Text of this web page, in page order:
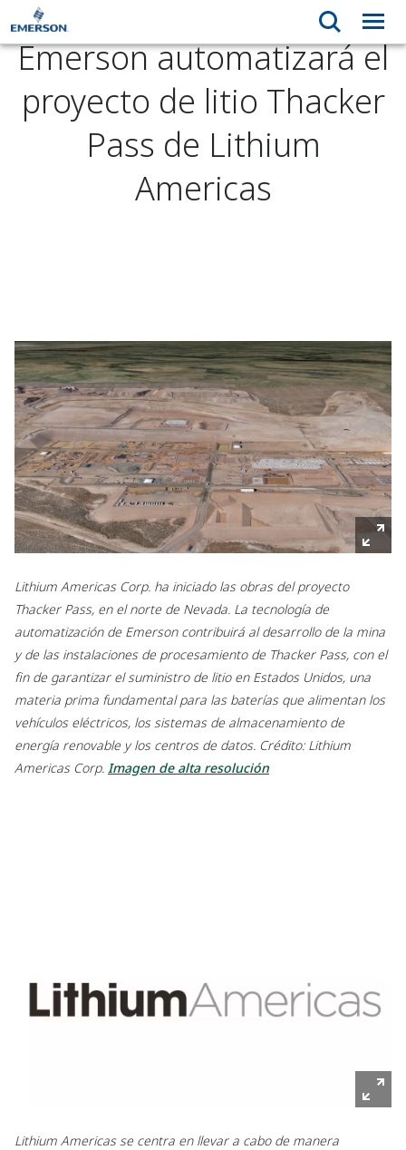
Emerson automatizará el
proyecto de litio Thacker
Pass de Lithium
Americas
Lithium Americas Corp. ha iniciado las obras del proyecto
Thacker Pass, en el norte de Nevada. La tecnología de
automatización de Emerson contribuirá al desarrollo de la mina
y de las instalaciones de procesamiento de Thacker Pass, con el
fin de garantizar el suministro de litio en Estados Unidos, una
materia prima fundamental para las baterías que alimentan los
vehículos eléctricos, los sistemas de almacenamiento de
energía renovable y los centros de datos. Crédito: Lithium
Americas Corp. Imagen de alta resolución
Lithium Americas se centra en llevar a cabo de manera